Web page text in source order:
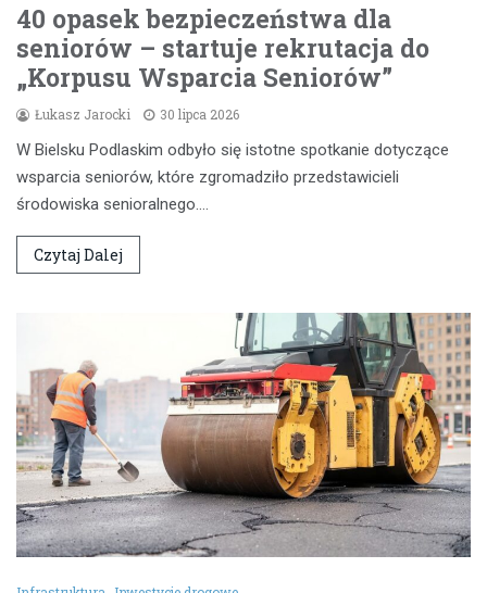
40 opasek bezpieczeństwa dla
seniorów – startuje rekrutacja do
„Korpusu Wsparcia Seniorów”
Łukasz Jarocki 30 lipca 2026
W Bielsku Podlaskim odbyło się istotne spotkanie dotyczące
wsparcia seniorów, które zgromadziło przedstawicieli
środowiska senioralnego.…
Czytaj Dalej